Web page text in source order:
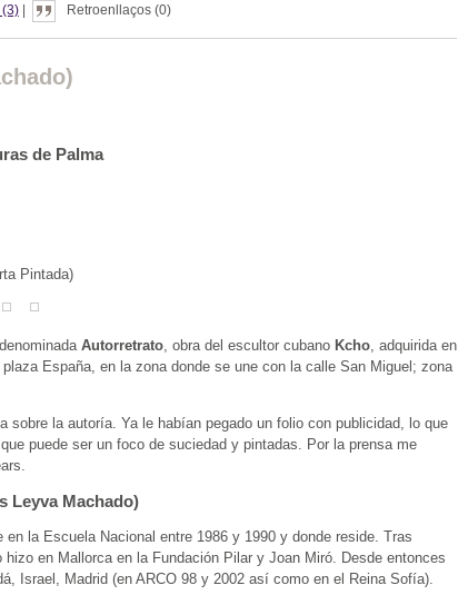
| Retroenllaços (0)
de Palma
Pintada)
Autorretrato, obra del escultor cubano Kcho, adquirida en
España, en la zona donde se une con la calle San Miguel; zona
la autoría. Ya le habían pegado un folio con publicidad, lo que
puede ser un foco de suciedad y pintadas. Por la prensa me
Leyva Machado)
la Escuela Nacional entre 1986 y 1990 y donde reside. Tras
en Mallorca en la Fundación Pilar y Joan Miró. Desde entonces
Israel, Madrid (en ARCO 98 y 2002 así como en el Reina Sofía).